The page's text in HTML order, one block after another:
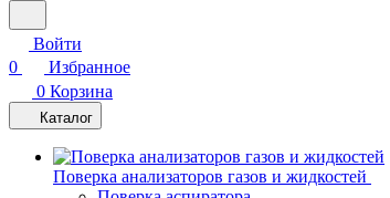
Войти
0
Избранное
0 Корзина
Каталог
Поверка анализаторов газов и жидкостей